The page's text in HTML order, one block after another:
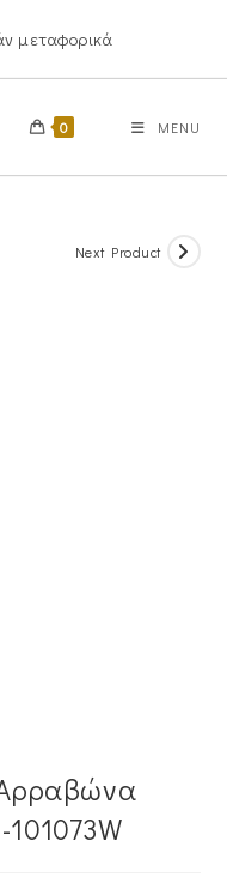
μεταφορικά
0 MENU
Next Product
Αρραβώνα